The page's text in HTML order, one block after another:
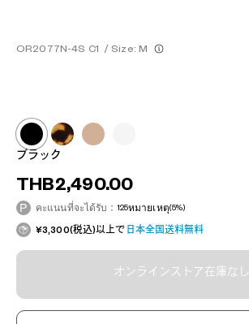
OR2077N-4S C1 / Size: M
ブラック
THB2,490.00
คะแนนที่จะได้รับ：125หมายเหตุ(5%)
¥3,300(税込)以上で 日本全国送料無料
オンラインストア在庫なし